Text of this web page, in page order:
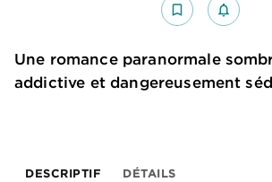
bookmark_border
Une romance paranormale
addictive et dangereusement
DESCRIPTIF DÉTAILS